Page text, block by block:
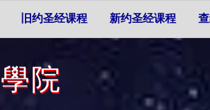
旧约圣经课程 新约圣经课程
院